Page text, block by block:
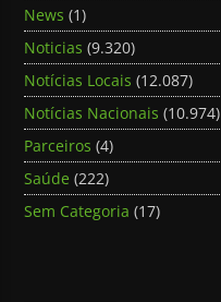
News (1)
Noticias (9.320)
Notícias Locais (12.087)
Notícias Nacionais (10.974)
Parceiros (4)
Saúde (222)
Sem Categoria (17)